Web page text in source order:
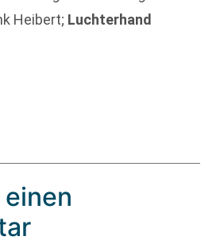
Heibert; Luchterhand